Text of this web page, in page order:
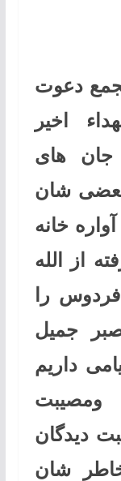
دعوت
اخیر
جان های
شان
خانه
از الله
را
جمیل
داریم
ومصیبت
دیدگان
شان